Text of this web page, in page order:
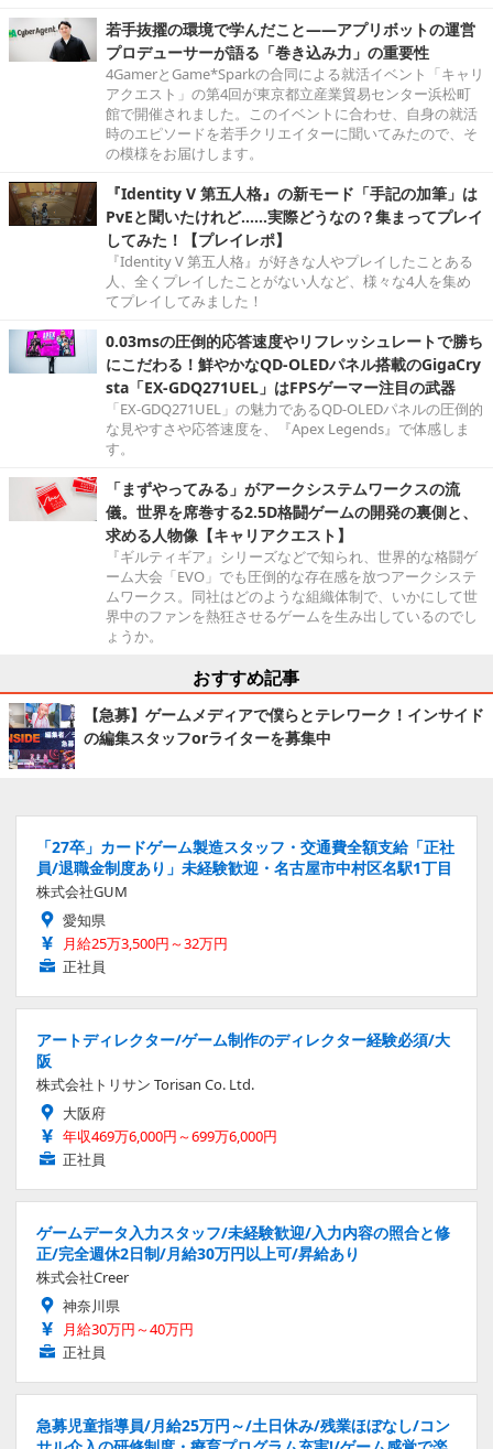
若手抜擢の環境で学んだこと――アプリボットの運営
プロデューサーが語る「巻き込み力」の重要性
4GamerとGame*Sparkの合同による就活イベント「キャリ
アクエスト」の第4回が東京都立産業貿易センター浜松町
館で開催されました。このイベントに合わせ、自身の就活
時のエピソードを若手クリエイターに聞いてみたので、そ
の模様をお届けします。
『Identity V 第五人格』の新モード「手記の加筆」は
PvEと聞いたけれど……実際どうなの？集まってプレイ
してみた！【プレイレポ】
『Identity V 第五人格』が好きな人やプレイしたことある
人、全くプレイしたことがない人など、様々な4人を集め
てプレイしてみました！
0.03msの圧倒的応答速度やリフレッシュレートで勝ち
にこだわる！鮮やかなQD-OLEDパネル搭載のGigaCry
sta「EX-GDQ271UEL」はFPSゲーマー注目の武器
「EX-GDQ271UEL」の魅力であるQD-OLEDパネルの圧倒的
な見やすさや応答速度を、『Apex Legends』で体感しま
す。
「まずやってみる」がアークシステムワークスの流
儀。世界を席巻する2.5D格闘ゲームの開発の裏側と、
求める人物像【キャリアクエスト】
『ギルティギア』シリーズなどで知られ、世界的な格闘ゲ
ーム大会「EVO」でも圧倒的な存在感を放つアークシステ
ムワークス。同社はどのような組織体制で、いかにして世
界中のファンを熱狂させるゲームを生み出しているのでし
ょうか。
おすすめ記事
【急募】ゲームメディアで僕らとテレワーク！インサイド
の編集スタッフorライターを募集中
「27卒」カードゲーム製造スタッフ・交通費全額支給「正社
員/退職金制度あり」未経験歓迎・名古屋市中村区名駅1丁目
株式会社GUM
愛知県
月給25万3,500円～32万円
正社員
アートディレクター/ゲーム制作のディレクター経験必須/大
阪
株式会社トリサン Torisan Co. Ltd.
大阪府
年収469万6,000円～699万6,000円
正社員
ゲームデータ入力スタッフ/未経験歓迎/入力内容の照合と修
正/完全週休2日制/月給30万円以上可/昇給あり
株式会社Creer
神奈川県
月給30万円～40万円
正社員
急募児童指導員/月給25万円～/土日休み/残業ほぼなし/コン